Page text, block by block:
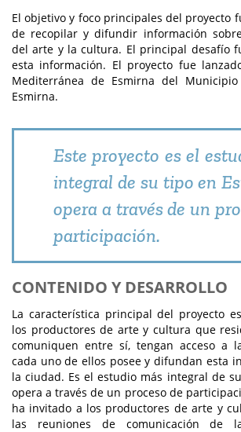
El objetivo y foco principales del proyecto
de recopilar y difundir información
del arte y la cultura. El principal desafío
esta información. El proyecto fue
Mediterránea de Esmirna del
Esmirna.
Este proyecto es el
integral de su tipo en
opera a través de un
participación.
CONTENIDO Y DESARROLLO
La característica principal del proyecto
los productores de arte y cultura que
comuniquen entre sí, tengan acceso a
cada uno de ellos posee y difundan esta
la ciudad. Es el estudio más integral de
opera a través de un proceso de
ha invitado a los productores de arte y
las reuniones de comunicación de